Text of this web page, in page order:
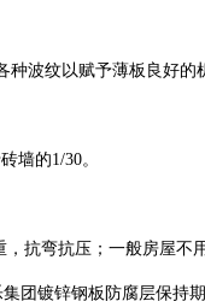
波纹以赋予薄板良好的
墙的1/30。
抗弯抗压；一般房屋不
团镀锌钢板防腐层保持期